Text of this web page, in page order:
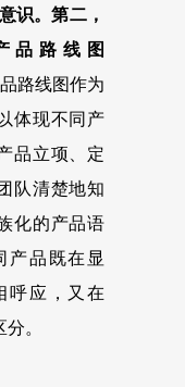
识。第二，
品路线图
路线图作为
体现不同产
品立项、定
队清楚地知
化的产品语
产品既在显
呼应，又在
。